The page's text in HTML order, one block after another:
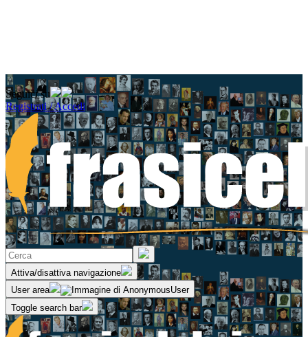
Seguici su
Registrati / Accedi
Attiva/disattiva navigazione
User area
Toggle search bar